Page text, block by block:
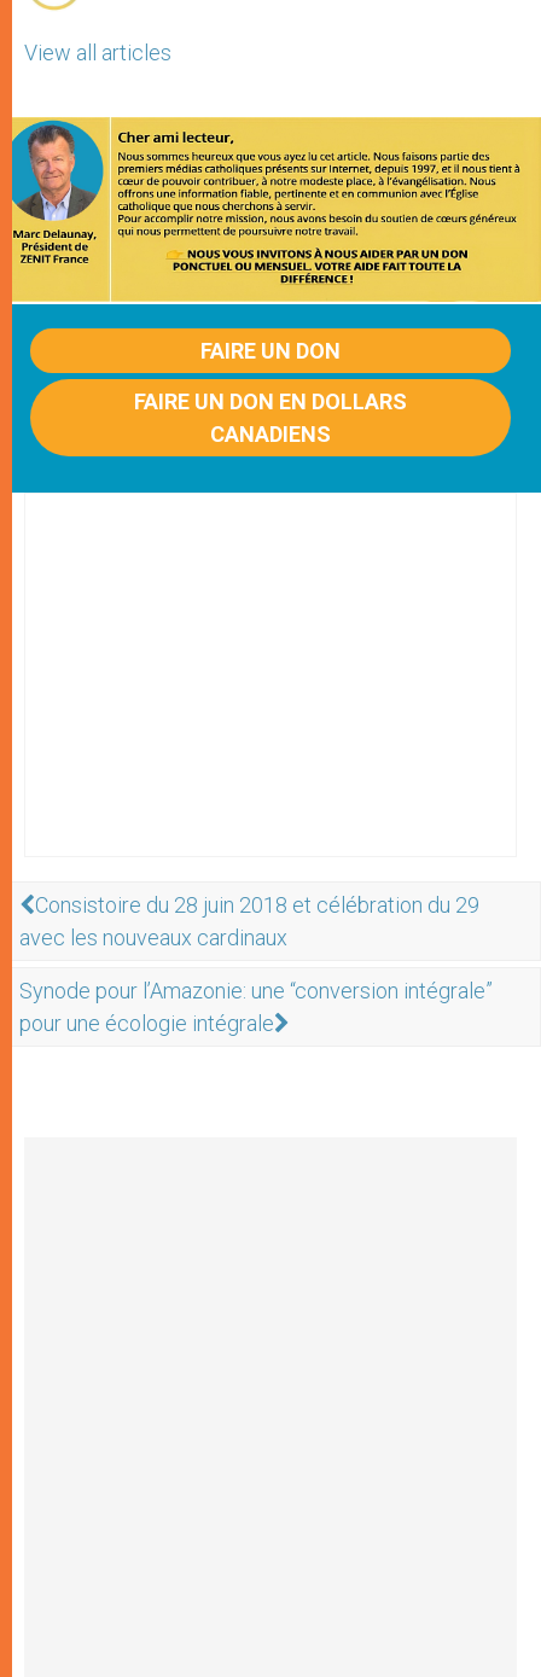
View all articles
FAIRE UN DON
FAIRE UN DON EN DOLLARS
CANADIENS
Consistoire du 28 juin 2018 et célébration du 29
avec les nouveaux cardinaux
Synode pour l’Amazonie: une “conversion intégrale”
pour une écologie intégrale